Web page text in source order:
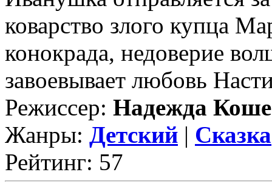
коварство злого купца
конокрада, недоверие
завоевывает любовь
Режиссер: Надежда
Жанры: Детский | Сказка
Рейтинг: 57